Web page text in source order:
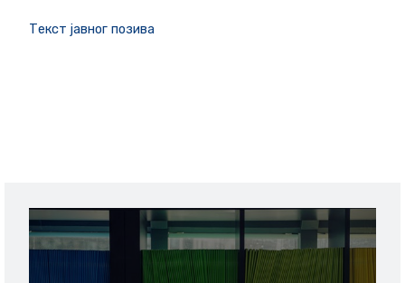
Текст јавног позива